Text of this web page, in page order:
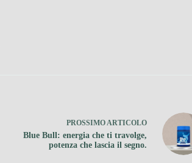
PROSSIMOARTICOLO
Blue Bull: energia che ti travolge,
potenza che lascia il segno.